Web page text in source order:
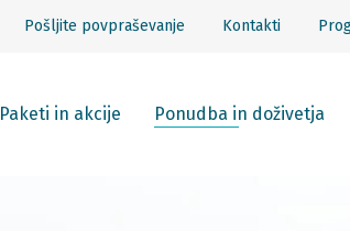
Pošljite povpraševanje Kontakti
Paketi in akcije Ponudba in doživetja